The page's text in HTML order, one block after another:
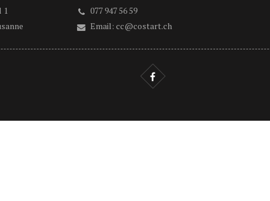
1
077 947 56 59
Email:cc@costart.ch